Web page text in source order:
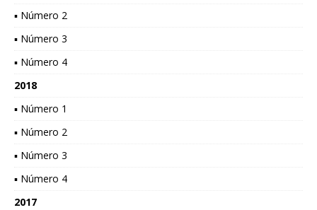
▪ Número 2
▪ Número 3
▪ Número 4
2018
▪ Número 1
▪ Número 2
▪ Número 3
▪ Número 4
2017